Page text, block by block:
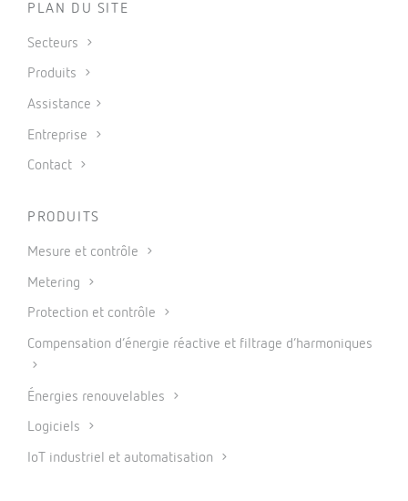
PLAN DU SITE
Secteurs
Produits
Assistance
Entreprise
Contact
PRODUITS
Mesure et contrôle
Metering
Protection et contrôle
Compensation d’énergie réactive et filtrage d’harmoniques
Énergies renouvelables
Logiciels
IoT industriel et automatisation